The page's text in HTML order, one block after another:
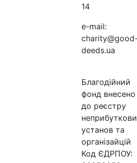
14
e-mail:
deeds.ua
Благодійний
фонд внесено
до реєстру
установ та
організайцій
Код ЄДРПОУ: